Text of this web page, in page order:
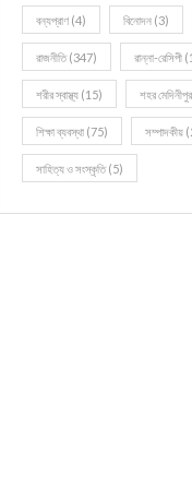
বন্যপ্রাণ (4) বিনোদন (3)
রাজনীতি(347) রান্না-রেসিপী
শরীর স্বাস্থ্য (15) শহর মেদিনীপুর
শিক্ষা ব্যবস্থা (75) সম্পাদকীয়
সাহিত্য ও সংস্কৃতি(5)